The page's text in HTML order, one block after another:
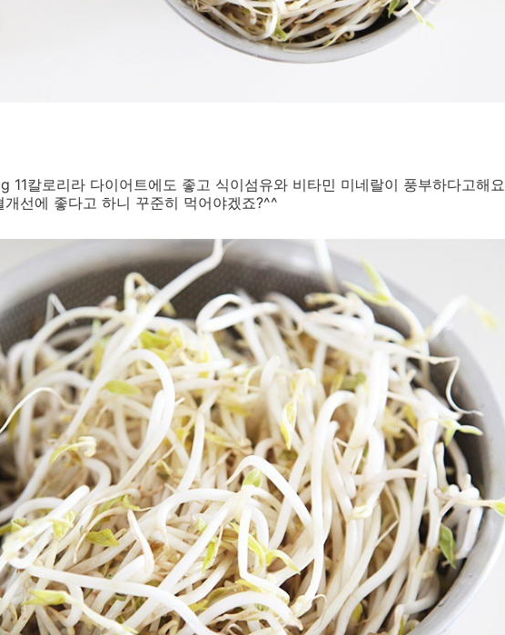
11칼로리라 다이어트에도 좋고 식이섬유와 비타민 미네랄이 풍부하다고해요
선에 좋다고 하니 꾸준히 먹어야겠죠?^^